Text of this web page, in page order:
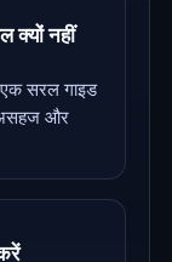
क्यों नहीं
सरल गाइड
असहज और